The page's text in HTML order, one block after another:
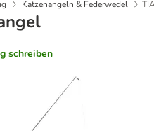
Katzenangeln & Federwedel
schreiben